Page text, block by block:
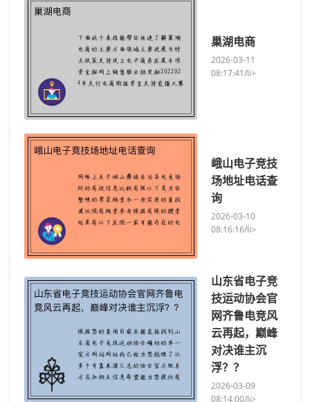
巢湖电商
2026-03-11
08:17:41/li>
峨山电子竞技
场地址电话查
询
2026-03-10
08:16:16/li>
山东省电子竞
技运动协会官
网齐鲁电竞风
云再起，巅峰
对决谁主沉
浮？？
2026-03-09
08:14:00/li>